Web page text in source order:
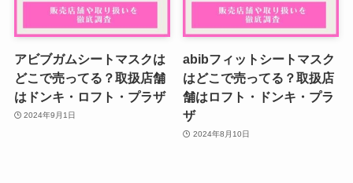
アビブガムシートマスクは
どこで売ってる？取扱店舗
はドンキ・ロフト・プラザ
2024年9月1日
abibフィットシートマスク
はどこで売ってる？取扱店
舗はロフト・ドンキ・プラ
ザ
2024年8月10日